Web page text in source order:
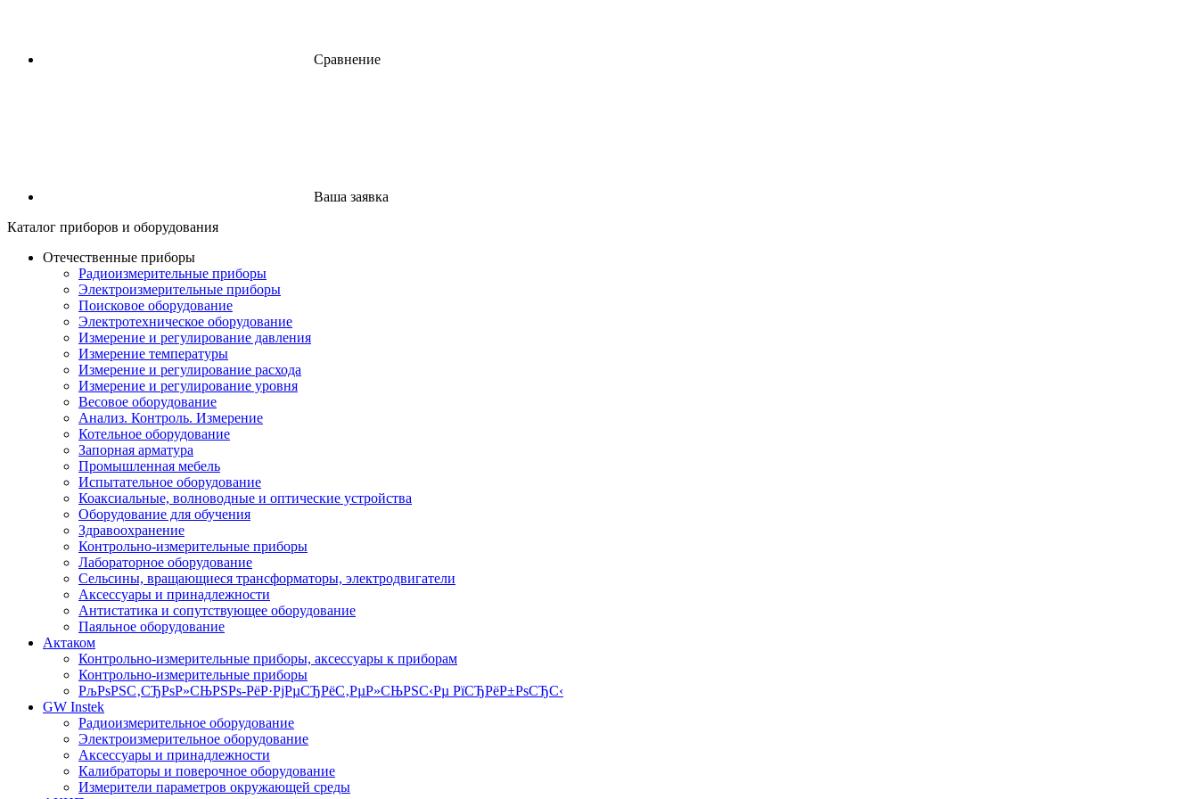
Сравнение
Ваша заявка
Каталог приборов и оборудования
Отечественные приборы
Радиоизмерительные приборы
Электроизмерительные приборы
Поисковое оборудование
Электротехническое оборудование
Измерение и регулирование давления
Измерение температуры
Измерение и регулирование расхода
Измерение и регулирование уровня
Весовое оборудование
Анализ. Контроль. Измерение
Котельное оборудование
Запорная арматура
Промышленная мебель
Испытательное оборудование
Коаксиальные, волноводные и оптические устройства
Оборудование для обучения
Здравоохранение
Контрольно-измерительные приборы
Лабораторное оборудование
Сельсины, вращающиеся трансформаторы, электродвигатели
Аксессуары и принадлежности
Антистатика и сопутствующее оборудование
Паяльное оборудование
Актаком
Контрольно-измерительные приборы, аксессуары к приборам
Контрольно-измерительные приборы
РљРѕРЅС‚СЂРѕР»СЊРЅРѕ-РёР·РјРµСЂРёС‚РµР»СЊРЅС‹Рµ РїСЂРёР±РѕСЂС‹
GW Instek
Радиоизмерительное оборудование
Электроизмерительное оборудование
Аксессуары и принадлежности
Калибраторы и поверочное оборудование
Измерители параметров окружающей среды